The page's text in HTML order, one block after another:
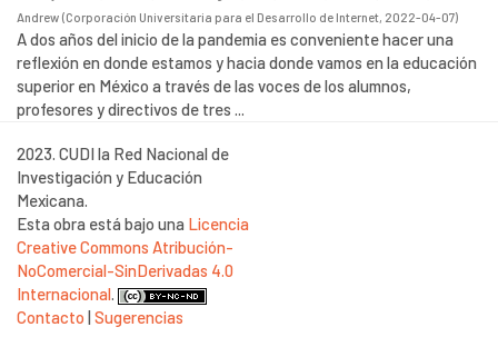
Andrew (Corporación Universitaria para el Desarrollo de Internet, 2022-04-07)
A dos años del inicio de la pandemia es conveniente hacer una
reflexión en donde estamos y hacia donde vamos en la educación
superior en México a través de las voces de los alumnos,
profesores y directivos de tres ...
2023. CUDI la Red Nacional de
Investigación y Educación
Mexicana.
Esta obra está bajo una Licencia
Creative Commons Atribución-
NoComercial-SinDerivadas 4.0
Internacional.
Contacto |Sugerencias